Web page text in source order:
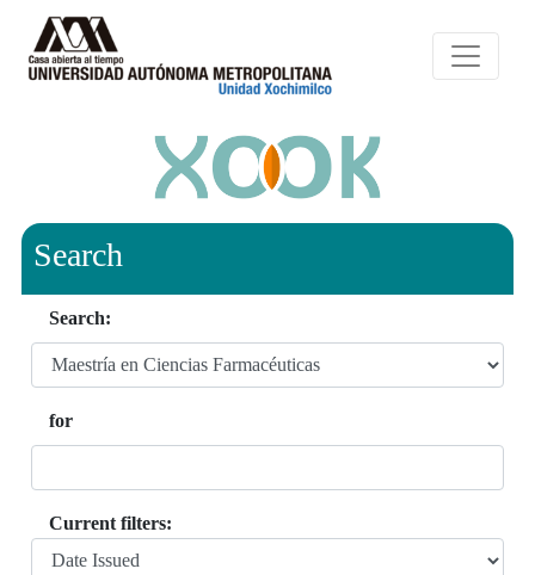
Search
Search:
for
Current filters: